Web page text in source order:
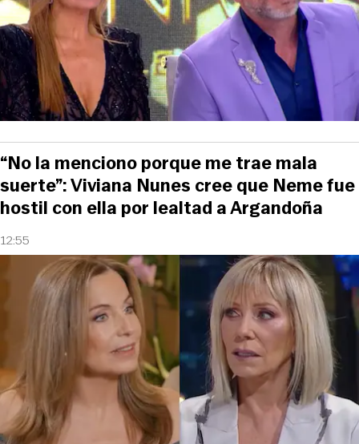
12:55
“No la menciono porque me trae mala
suerte”: Viviana Nunes cree que Neme fue
hostil con ella por lealtad a Argandoña